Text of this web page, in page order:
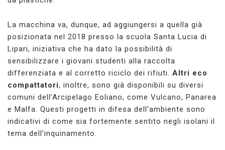
La macchina va, dunque, ad aggiungersi a quella già
posizionata nel 2018 presso la scuola Santa Lucia di
Lipari, iniziativa che ha dato la possibilità di
sensibilizzare i giovani studenti alla raccolta
differenziata e al corretto riciclo dei rifiuti. Altri eco
compattatori, inoltre, sono già disponibili su diversi
comuni dell’Arcipelago Eoliano, come Vulcano, Panarea
e Malfa. Questi progetti in difesa dell’ambiente sono
indicativi di come sia fortemente sentito negli isolani il
tema dell’inquinamento.